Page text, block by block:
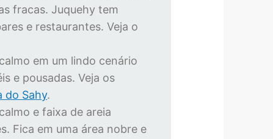
fracas. Juquehy tem
e restaurantes. Veja o
em um lindo cenário
e pousadas. Veja os
do Sahy.
e faixa de areia
Fica em uma área nobre e